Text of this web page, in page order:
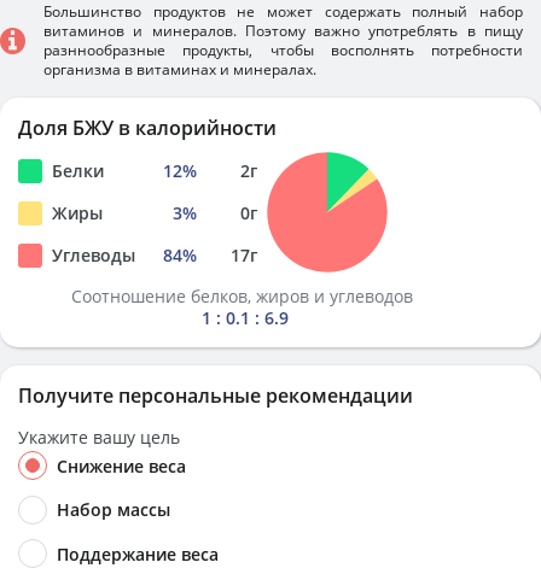
Большинство продуктов не может содержать полный набор
витаминов и минералов. Поэтому важно употреблять в пищу
разннообразные продукты, чтобы восполнять потребности
организма в витаминах и минералах.
Доля БЖУ в калорийности
Белки 12% 2г
Жиры
3% 0г
Углеводы
84% 17г
Соотношение белков, жиров и углеводов
1 : 0.1 : 6.9
Получите персональные рекомендации
Укажите вашу цель
Снижение веса
Набор массы
Поддержание веса